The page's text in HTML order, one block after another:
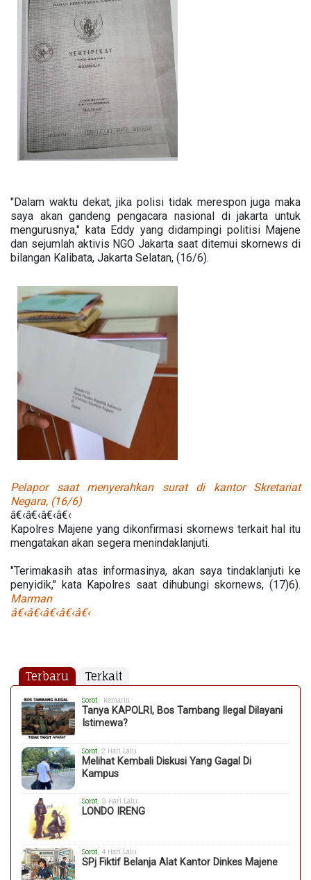
"Dalam waktu dekat, jika polisi tidak merespon juga maka
saya akan gandeng pengacara nasional di jakarta untuk
mengurusnya," kata Eddy yang didampingi politisi Majene
dan sejumlah aktivis NGO Jakarta saat ditemui skornews di
bilangan Kalibata, Jakarta Selatan, (16/6).
Pelapor saat menyerahkan surat di kantor Skretariat
Negara, (16/6)
â€‹â€‹â€‹â€‹
Kapolres Majene yang dikonfirmasi skornews terkait hal itu
mengatakan akan segera menindaklanjuti.
"Terimakasih atas informasinya, akan saya tindaklanjuti ke
penyidik," kata Kapolres saat dihubungi skornews, (17)6).
Marman
â€‹â€‹â€‹â€‹â€‹
Terbaru Terkait
Sorot , Kemarin
Tanya KAPOLRI, Bos Tambang Ilegal Dilayani
Istimewa?
Sorot , 2 Hari Lalu
Melihat Kembali Diskusi Yang Gagal Di
Kampus
Sorot, 3 Hari Lalu
LONDO IRENG
Sorot , 4 Hari Lalu
SPj Fiktif Belanja Alat Kantor Dinkes Majene